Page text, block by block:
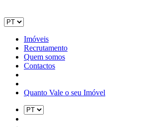
Imóveis
Recrutamento
Quem somos
Contactos
Quanto Vale o seu Imóvel